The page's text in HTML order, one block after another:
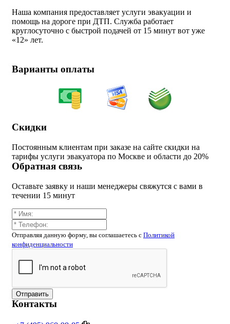
Наша компания предоставляет услуги эвакуации и
помощь на дороге при ДТП. Служба работает
круглосуточно с быстрой подачей от 15 минут вот уже
«12» лет.
Варианты оплаты
Скидки
Постоянным клиентам при заказе на сайте скидки на
тарифы услуги эвакуатора по Москве и области до 20%
Обратная связь
Оставьте заявку и наши менеджеры свяжутся с вами в
течении 15 минут
Отправляя данную форму, вы соглашаетесь c Политикой
конфиденциальности
Отправить
Контакты